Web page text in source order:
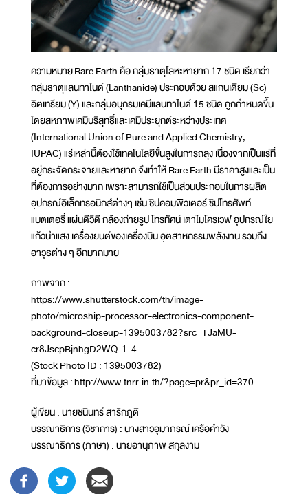
ความหมายRare Earth คือ กลุ่มธาตุโลหะหายาก 17 ชนิด เรียกว่า
กลุ่มธาตุแลนทาไนด์ (Lanthanide) ประกอบด้วย สแกนเดียม (Sc)
อิตเทรียม (Y) และกลุ่มอนุกรมเคมีแลนทาไนด์ 15 ชนิด ถูกกำหนดขึ้น
โดยสหภาพเคมีบริสุทธิ์และเคมีประยุกต์ระหว่างประเทศ
(International Union of Pure and Applied Chemistry,
IUPAC) แร่เหล่านี้ต้องใช้เทคโนโลยีขั้นสูงในการถลุง เนื่องจากเป็นแร่ที่
อยู่กระจัดกระจายและหายาก จึงทำให้ Rare Earth มีราคาสูงและเป็น
ที่ต้องการอย่างมาก เพราะสามารถใช้เป็นส่วนประกอบในการผลิต
อุปกรณ์อิเล็กทรอนิกส์ต่างๆ เช่น ชิปคอมพิวเตอร์ ชิปโทรศัพท์
แบตเตอรี่ แผ่นดีวีดี กล้องถ่ายรูป โทรทัศน์ เตาไมโครเวฟ อุปกรณ์ใย
แก้วนำแสง เครื่องยนต์ของเครื่องบิน อุตสาหกรรมพลังงาน รวมถึง
อาวุธต่าง ๆ อีกมากมาย
ภาพจาก :
https://www.shutterstock.com/th/image-
photo/microship-processor-electronics-component-
background-closeup-1395003782?src=TJaMU-
cr8JscpBjnhgD2WQ-1-4
(Stock Photo ID : 1395003782)
ที่มาข้อมูล : http://www.tnrr.in.th/?page=pr&pr_id=370
ผู้เขียน : นายชนินทร์ สาริกภูติ
บรรณาธิการ (วิชาการ) : นางสาวอุมาภรณ์ เครือคำวัง
บรรณาธิการ (ภาษา) : นายอานุภาพ สกุลงาม